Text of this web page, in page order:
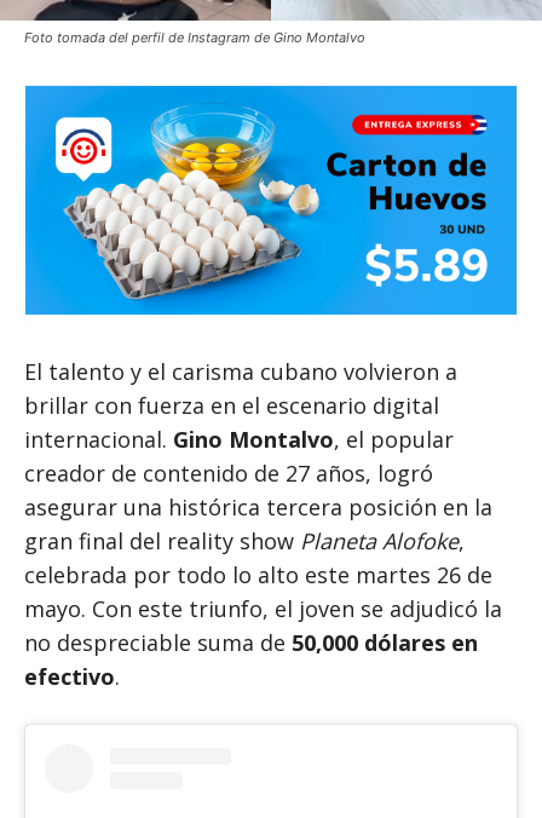
Foto tomada del perfil de Instagram de Gino Montalvo
El talento y el carisma cubano volvieron a
brillar con fuerza en el escenario digital
internacional. Gino Montalvo, el popular
creador de contenido de 27 años, logró
asegurar una histórica tercera posición en la
gran final del reality show Planeta Alofoke,
celebrada por todo lo alto este martes 26 de
mayo. Con este triunfo, el joven se adjudicó la
no despreciable suma de 50,000 dólares en
efectivo.